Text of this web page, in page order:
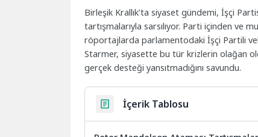
Birleşik Krallık’ta siyaset gündemi, İşçi
tartışmalarıyla sarsılıyor. Parti içinden ve
röportajlarda parlamentodaki İşçi Partili
Starmer, siyasette bu tür krizlerin olağan
gerçek desteği yansıtmadığını savundu.
İçerik Tablosu